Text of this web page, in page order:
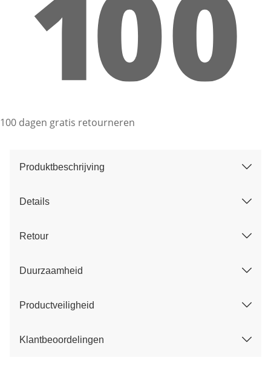
100 dagen gratis retourneren
Produktbeschrijving
Details
Retour
Duurzaamheid
Productveiligheid
Klantbeoordelingen